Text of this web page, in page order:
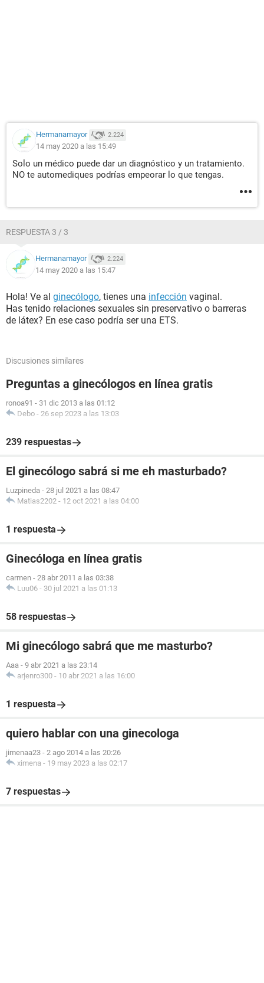
Hermanamayor 2.224
14 may 2020 a las 15:49
Solo un médico puede dar un diagnóstico y un tratamiento.
NO te automediques podrías empeorar lo que tengas.
RESPUESTA 3 / 3
Hermanamayor 2.224
14 may 2020 a las 15:47
Hola! Ve al ginecólogo, tienes una infección vaginal.
Has tenido relaciones sexuales sin preservativo o barreras
de látex? En ese caso podría ser una ETS.
Discusiones similares
Preguntas a ginecólogos en línea gratis
ronoa91 - 31 dic 2013 a las 01:12
Debo - 26 sep 2023 a las 13:03
239 respuestas
El ginecólogo sabrá si me eh masturbado?
Luzpineda - 28 jul 2021 a las 08:47
Matias2202 - 12 oct 2021 a las 04:00
1 respuesta
Ginecóloga en línea gratis
carmen - 28 abr 2011 a las 03:38
Luu06 - 30 jul 2021 a las 01:13
58 respuestas
Mi ginecólogo sabrá que me masturbo?
Aaa - 9 abr 2021 a las 23:14
arjenro300 - 10 abr 2021 a las 16:00
1 respuesta
quiero hablar con una ginecologa
jimenaa23 - 2 ago 2014 a las 20:26
ximena - 19 may 2023 a las 02:17
7 respuestas